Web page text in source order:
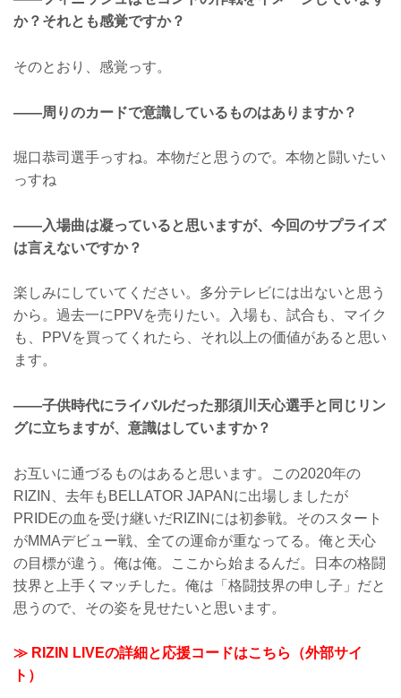
か？それとも感覚ですか？
そのとおり、感覚っす。
——周りのカードで意識しているものはありますか？
堀口恭司選手っすね。本物だと思うので。本物と闘いたい
っすね
——入場曲は凝っていると思いますが、今回のサプライズ
は言えないですか？
楽しみにしていてください。多分テレビには出ないと思う
から。過去一にPPVを売りたい。入場も、試合も、マイク
も、PPVを買ってくれたら、それ以上の価値があると思い
ます。
——子供時代にライバルだった那須川天心選手と同じリン
グに立ちますが、意識はしていますか？
お互いに通づるものはあると思います。この2020年の
RIZIN、去年もBELLATOR JAPANに出場しましたが
PRIDEの血を受け継いだRIZINには初参戦。そのスタート
がMMAデビュー戦、全ての運命が重なってる。俺と天心
の目標が違う。俺は俺。ここから始まるんだ。日本の格闘
技界と上手くマッチした。俺は「格闘技界の申し子」だと
思うので、その姿を見せたいと思います。
≫ RIZIN LIVEの詳細と応援コードはこちら（外部サイ
ト）